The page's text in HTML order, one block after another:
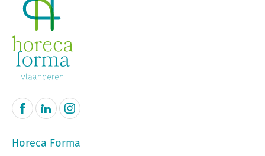
Horeca Forma